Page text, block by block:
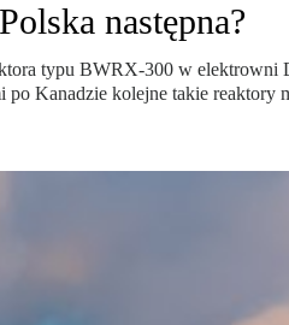
następna?
typu BWRX-300 w
Kanadzie kolejne takie reaktory